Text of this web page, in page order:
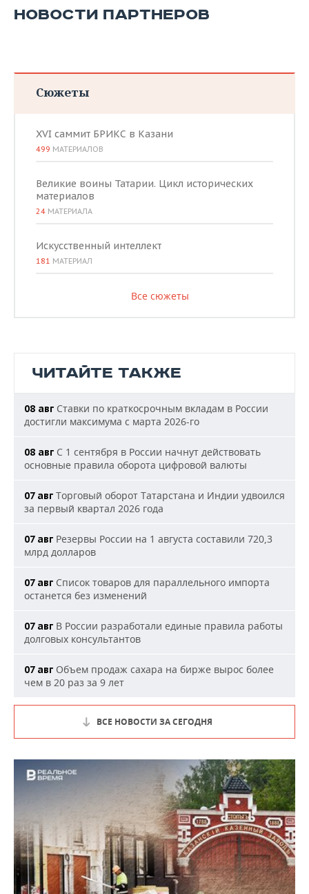
НОВОСТИ ПАРТНЕРОВ
Сюжеты
XVI саммит БРИКС в Казани
499 МАТЕРИАЛОВ
Великие воины Татарии. Цикл исторических
материалов
24 МАТЕРИАЛА
Искусственный интеллект
181 МАТЕРИАЛ
Все сюжеты
ЧИТАЙТЕ ТАКЖЕ
08 авг Ставки по краткосрочным вкладам в России
достигли максимума с марта 2026-го
08 авг С 1 сентября в России начнут действовать
основные правила оборота цифровой валюты
07 авг Торговый оборот Татарстана и Индии удвоился
за первый квартал 2026 года
07 авг Резервы России на 1 августа составили 720,3
млрд долларов
07 авг Список товаров для параллельного импорта
останется без изменений
07 авг В России разработали единые правила работы
долговых консультантов
07 авг Объем продаж сахара на бирже вырос более
чем в 20 раз за 9 лет
ВСЕ НОВОСТИ ЗА СЕГОДНЯ